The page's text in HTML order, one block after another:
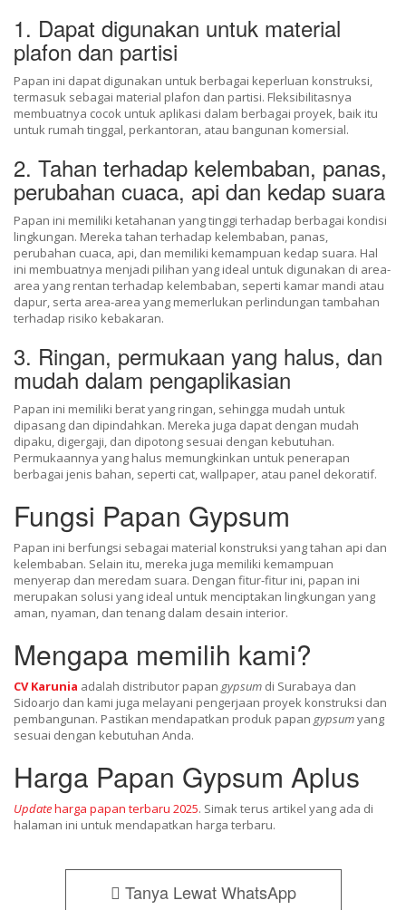
1. Dapat digunakan untuk material
plafon dan partisi
Papan ini dapat digunakan untuk berbagai keperluan konstruksi,
termasuk sebagai material plafon dan partisi. Fleksibilitasnya
membuatnya cocok untuk aplikasi dalam berbagai proyek, baik itu
untuk rumah tinggal, perkantoran, atau bangunan komersial.
2. Tahan terhadap kelembaban, panas,
perubahan cuaca, api dan kedap suara
Papan ini memiliki ketahanan yang tinggi terhadap berbagai kondisi
lingkungan. Mereka tahan terhadap kelembaban, panas,
perubahan cuaca, api, dan memiliki kemampuan kedap suara. Hal
ini membuatnya menjadi pilihan yang ideal untuk digunakan di area-
area yang rentan terhadap kelembaban, seperti kamar mandi atau
dapur, serta area-area yang memerlukan perlindungan tambahan
terhadap risiko kebakaran.
3. Ringan, permukaan yang halus, dan
mudah dalam pengaplikasian
Papan ini memiliki berat yang ringan, sehingga mudah untuk
dipasang dan dipindahkan. Mereka juga dapat dengan mudah
dipaku, digergaji, dan dipotong sesuai dengan kebutuhan.
Permukaannya yang halus memungkinkan untuk penerapan
berbagai jenis bahan, seperti cat, wallpaper, atau panel dekoratif.
Fungsi Papan Gypsum
Papan ini berfungsi sebagai material konstruksi yang tahan api dan
kelembaban. Selain itu, mereka juga memiliki kemampuan
menyerap dan meredam suara. Dengan fitur-fitur ini, papan ini
merupakan solusi yang ideal untuk menciptakan lingkungan yang
aman, nyaman, dan tenang dalam desain interior.
Mengapa memilih kami?
CV Karunia adalah distributor papan gypsum di Surabaya dan
Sidoarjo dan kami juga melayani pengerjaan proyek konstruksi dan
pembangunan. Pastikan mendapatkan produk papan gypsumyang
sesuai dengan kebutuhan Anda.
Harga Papan Gypsum Aplus
Updateharga papan terbaru 2025. Simak terus artikel yang ada di
halaman ini untuk mendapatkan harga terbaru.
Tanya Lewat WhatsApp